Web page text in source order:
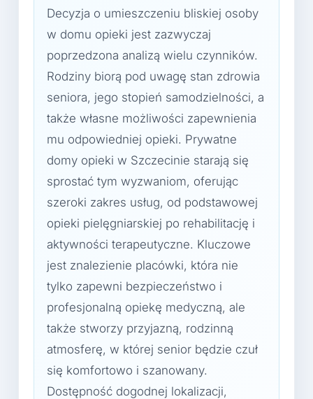
Decyzja o umieszczeniu bliskiej osoby
w domu opieki jest zazwyczaj
poprzedzona analizą wielu czynników.
Rodziny biorą pod uwagę stan zdrowia
seniora, jego stopień samodzielności, a
także własne możliwości zapewnienia
mu odpowiedniej opieki. Prywatne
domy opieki w Szczecinie starają się
sprostać tym wyzwaniom, oferując
szeroki zakres usług, od podstawowej
opieki pielęgniarskiej po rehabilitację i
aktywności terapeutyczne. Kluczowe
jest znalezienie placówki, która nie
tylko zapewni bezpieczeństwo i
profesjonalną opiekę medyczną, ale
także stworzy przyjazną, rodzinną
atmosferę, w której senior będzie czuł
się komfortowo i szanowany.
Dostępność dogodnej lokalizacji,